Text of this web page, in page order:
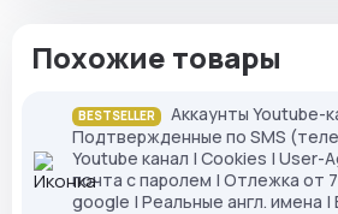
Похожие товары
BESTSELLER
Аккаунты Youtube-
Подтвержденные по SMS
Youtube канал | Cookies | User-
почта с паролем | Отлежка от
google | Реальные англ. имена |